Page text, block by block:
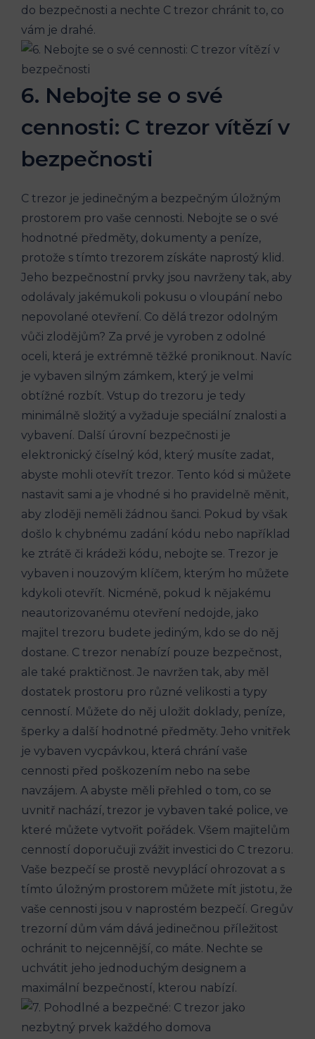
do bezpečnosti a nechte C trezor chránit to, co
vám je drahé.
6. Nebojte se o své
cennosti: C trezor vítězí v
bezpečnosti
C trezor je jedinečným a bezpečným úložným
prostorem pro vaše cennosti. Nebojte se o své
hodnotné předměty, dokumenty a peníze,
protože s tímto trezorem získáte naprostý klid.
Jeho bezpečnostní prvky jsou navrženy tak, aby
odolávaly jakémukoli pokusu o vloupání nebo
nepovolané otevření. Co dělá trezor odolným
vůči zlodějům? Za prvé je vyroben z odolné
oceli, která je extrémně těžké proniknout. Navíc
je vybaven silným zámkem, který je velmi
obtížné rozbít. Vstup do trezoru je tedy
minimálně složitý a vyžaduje speciální znalosti a
vybavení. Další úrovní bezpečnosti je
elektronický číselný kód, který musíte zadat,
abyste mohli otevřít trezor. Tento kód si můžete
nastavit sami a je vhodné si ho pravidelně měnit,
aby zloději neměli žádnou šanci. Pokud by však
došlo k chybnému zadání kódu nebo například
ke ztrátě či krádeži kódu, nebojte se. Trezor je
vybaven i nouzovým klíčem, kterým ho můžete
kdykoli otevřít. Nicméně, pokud k nějakému
neautorizovanému otevření nedojde, jako
majitel trezoru budete jediným, kdo se do něj
dostane. C trezor nenabízí pouze bezpečnost,
ale také praktičnost. Je navržen tak, aby měl
dostatek prostoru pro různé velikosti a typy
cenností. Můžete do něj uložit doklady, peníze,
šperky a další hodnotné předměty. Jeho vnitřek
je vybaven vycpávkou, která chrání vaše
cennosti před poškozením nebo na sebe
navzájem. A abyste měli přehled o tom, co se
uvnitř nachází, trezor je vybaven také police, ve
které můžete vytvořit pořádek. Všem majitelům
cenností doporučuji zvážit investici do C trezoru.
Vaše bezpečí se prostě nevyplácí ohrozovat a s
tímto úložným prostorem můžete mít jistotu, že
vaše cennosti jsou v naprostém bezpečí. Gregův
trezorní dům vám dává jedinečnou příležitost
ochránit to nejcennější, co máte. Nechte se
uchvátit jeho jednoduchým designem a
maximální bezpečností, kterou nabízí.